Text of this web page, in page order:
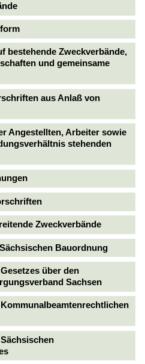
bestehende Zweckverbände,
und gemeinsame
aus Anlaß von
Angestellten, Arbeiter sowie
stehenden
Zweckverbände
Bauordnung
über den
Sachsen